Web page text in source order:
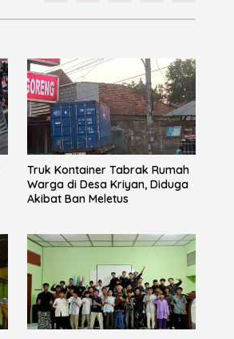
Truk Kontainer Tabrak Rumah
Warga di Desa Kriyan, Diduga
Akibat Ban Meletus